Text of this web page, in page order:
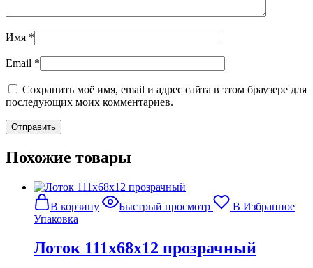
Имя *
Email *
Сохранить моё имя, email и адрес сайта в этом браузере для
последующих моих комментариев.
Похожие товары
В корзину Быстрый просмотр
В Избранное
Упаковка
Лоток 111x68x12 прозрачный